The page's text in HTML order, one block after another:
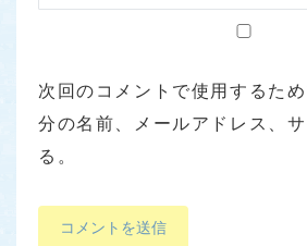
次回のコメントで使用するた
分の名前、メールアドレス、
る。